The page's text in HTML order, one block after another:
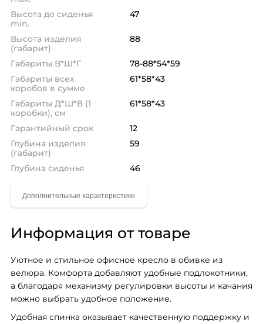
Высота до сиденья
min.
47
Высота изделия
(габарит)
88
Габариты В*Ш*Г
78-88*54*59
Габариты всех
коробов в сумме
61*58*43
Габариты Д*Ш*В (1
коробки), см
61*58*43
Гарантийный срок
12
Глубина изделия
(габарит)
59
Глубина сиденья 46
Информация от товаре
Уютное и стильное офисное кресло в обивке из
велюра. Комфорта добавляют удобные подлокотники,
а благодаря механизму регулировки высоты и качания
можно выбрать удобное положение.
Удобная спинка оказывает качественную поддержку и